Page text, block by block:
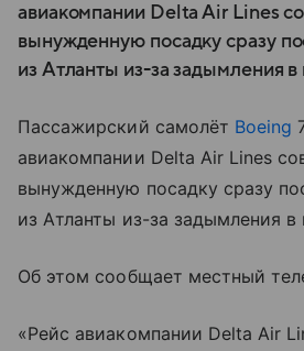
авиакомпании Delta Air Lines
вынужденную посадку сразу
из Атланты из-за задымления в
Пассажирский самолёт Boeing
авиакомпании Delta Air Lines
вынужденную посадку сразу
из Атланты из-за задымления в
Об этом сообщает местный
«Рейс авиакомпании Delta Air